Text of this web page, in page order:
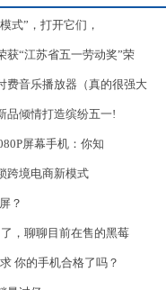
式”，打开它们，
获“江苏省五一劳动奖”荣
费音乐播放器（真的很强大
品倾情打造缤纷五一!
屏幕手机：你知
跨境电商新模式
？
，聊聊目前在售的黑莓
你的手机合格了吗？